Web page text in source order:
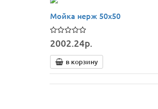
Мойка нерж 50х50
2002.24р.
в корзину